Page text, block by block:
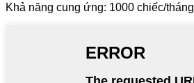
Khả năng cung ứng: 1000 chiếc/tháng